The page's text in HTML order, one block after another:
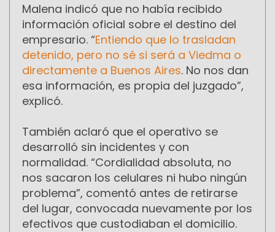
Malena indicó que no había recibido
información oficial sobre el destino del
empresario. “Entiendo que lo trasladan
detenido, pero no sé si será a Viedma o
directamente a Buenos Aires. No nos dan
esa información, es propia del juzgado”,
explicó.
También aclaró que el operativo se
desarrolló sin incidentes y con
normalidad. “Cordialidad absoluta, no
nos sacaron los celulares ni hubo ningún
problema”, comentó antes de retirarse
del lugar, convocada nuevamente por los
efectivos que custodiaban el domicilio.